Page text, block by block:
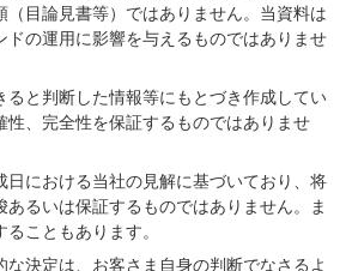
（目論見書等）ではありません。当資料は
ドの運用に影響を与えるものではありませ
ると判断した情報等にもとづき作成してい
性、完全性を保証するものではありませ
日における当社の見解に基づいており、将
あるいは保証するものではありません。ま
こともあります。
な決定は、お客さま自身の判断でなさるよ